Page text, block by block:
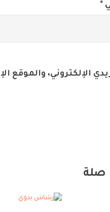
*
الإلكتروني، والموقع
صلة